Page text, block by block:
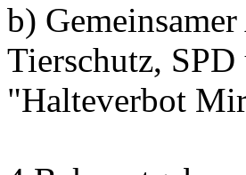
b)
Tierschutz,
"Halteverbot